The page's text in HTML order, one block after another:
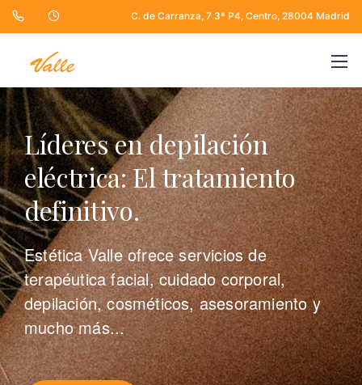
C. de Carranza, 7 3ª P4, Centro, 28004 Madrid
Líderes en depilación
eléctrica:El tratamiento
definitivo.
Estética Valle ofrece servicios de
terapéutica facial, cuidado corporal,
depilación, cosméticos, asesoramiento y
mucho más...